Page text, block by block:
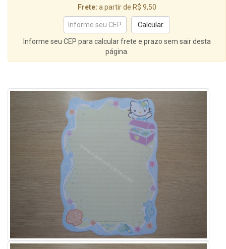
Frete: a partir de R$ 9,50
Informe seu CEP para calcular frete e prazo sem sair desta
página.